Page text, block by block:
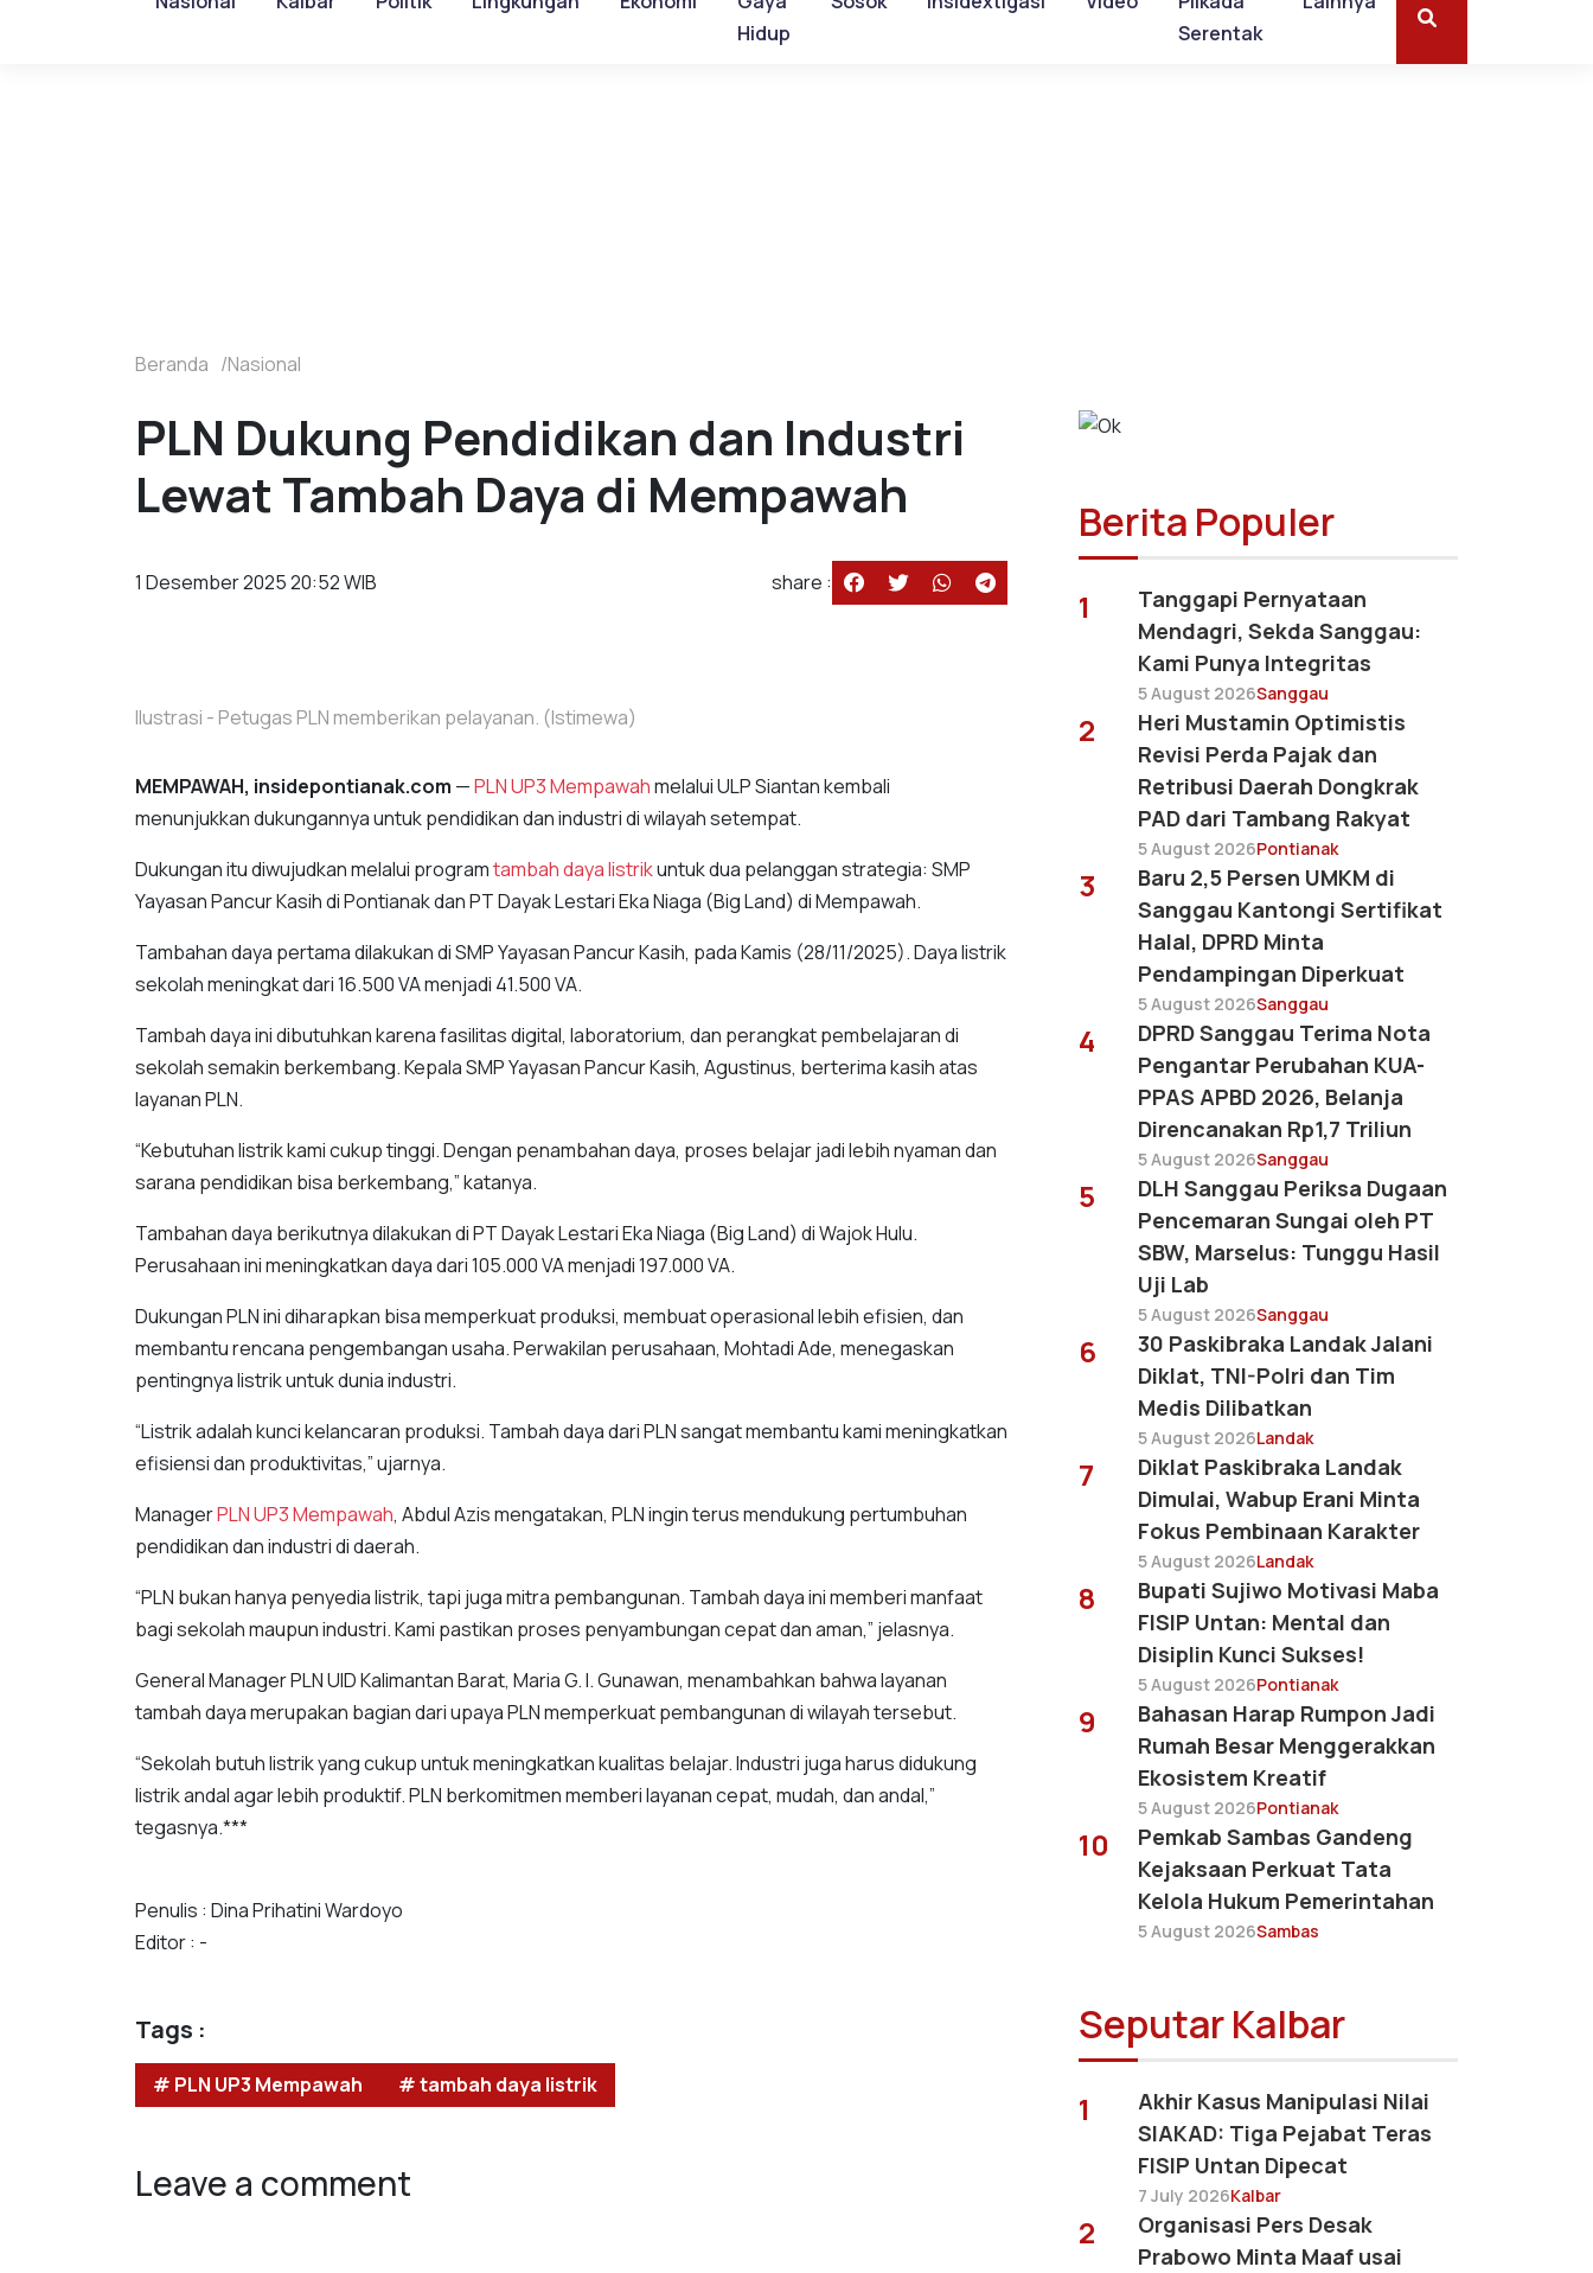
Hidup
Serentak
Beranda Nasional
PLN Dukung Pendidikan dan Industri
Lewat Tambah Daya di Mempawah
1 Desember 2025 20:52 WIB share :
Ilustrasi - Petugas PLN memberikan pelayanan. (Istimewa)
MEMPAWAH, insidepontianak.com —PLN UP3 Mempawahmelalui ULP Siantan kembali
menunjukkan dukungannya untuk pendidikan dan industri di wilayah setempat.
Dukungan itu diwujudkan melalui programtambah daya listrikuntuk dua pelanggan strategia: SMP
Yayasan Pancur Kasih di Pontianak dan PT Dayak Lestari Eka Niaga (Big Land) di Mempawah.
Tambahan daya pertama dilakukan di SMP Yayasan Pancur Kasih, pada Kamis (28/11/2025). Daya listrik
sekolah meningkat dari 16.500 VA menjadi 41.500 VA.
Tambah daya ini dibutuhkan karena fasilitas digital, laboratorium, dan perangkat pembelajaran di
sekolah semakin berkembang. Kepala SMP Yayasan Pancur Kasih, Agustinus, berterima kasih atas
layanan PLN.
“Kebutuhan listrik kami cukup tinggi. Dengan penambahan daya, proses belajar jadi lebih nyaman dan
sarana pendidikan bisa berkembang,” katanya.
Tambahan daya berikutnya dilakukan di PT Dayak Lestari Eka Niaga (Big Land) di Wajok Hulu.
Perusahaan ini meningkatkan daya dari 105.000 VA menjadi 197.000 VA.
Dukungan PLN ini diharapkan bisa memperkuat produksi, membuat operasional lebih efisien, dan
membantu rencana pengembangan usaha. Perwakilan perusahaan, Mohtadi Ade, menegaskan
pentingnya listrik untuk dunia industri.
“Listrik adalah kunci kelancaran produksi. Tambah daya dari PLN sangat membantu kami meningkatkan
efisiensi dan produktivitas,” ujarnya.
ManagerPLN UP3 Mempawah, Abdul Azis mengatakan, PLN ingin terus mendukung pertumbuhan
pendidikan dan industri di daerah.
“PLN bukan hanya penyedia listrik, tapi juga mitra pembangunan. Tambah daya ini memberi manfaat
bagi sekolah maupun industri. Kami pastikan proses penyambungan cepat dan aman,” jelasnya.
General Manager PLN UID Kalimantan Barat, Maria G. I. Gunawan, menambahkan bahwa layanan
tambah daya merupakan bagian dari upaya PLN memperkuat pembangunan di wilayah tersebut.
“Sekolah butuh listrik yang cukup untuk meningkatkan kualitas belajar. Industri juga harus didukung
listrik andal agar lebih produktif. PLN berkomitmen memberi layanan cepat, mudah, dan andal,”
tegasnya.***
Penulis : Dina Prihatini Wardoyo
Editor : -
Tags :
# PLN UP3 Mempawah # tambah daya listrik
Leave a comment
Berita Populer
1
Tanggapi Pernyataan
Mendagri, Sekda Sanggau:
Kami Punya Integritas
5 August 2026Sanggau
2
Heri Mustamin Optimistis
Revisi Perda Pajak dan
Retribusi Daerah Dongkrak
PAD dari Tambang Rakyat
5 August 2026Pontianak
3
Baru 2,5 Persen UMKM di
Sanggau Kantongi Sertifikat
Halal, DPRD Minta
Pendampingan Diperkuat
5 August 2026Sanggau
4
DPRD Sanggau Terima Nota
Pengantar Perubahan KUA-
PPAS APBD 2026, Belanja
Direncanakan Rp1,7 Triliun
5 August 2026Sanggau
5
DLH Sanggau Periksa Dugaan
Pencemaran Sungai oleh PT
SBW, Marselus: Tunggu Hasil
Uji Lab
5 August 2026Sanggau
6
30 Paskibraka Landak Jalani
Diklat, TNI-Polri dan Tim
Medis Dilibatkan
5 August 2026Landak
7
Diklat Paskibraka Landak
Dimulai, Wabup Erani Minta
Fokus Pembinaan Karakter
5 August 2026Landak
8
Bupati Sujiwo Motivasi Maba
FISIP Untan: Mental dan
Disiplin Kunci Sukses!
5 August 2026Pontianak
9
Bahasan Harap Rumpon Jadi
Rumah Besar Menggerakkan
Ekosistem Kreatif
5 August 2026Pontianak
10
Pemkab Sambas Gandeng
Kejaksaan Perkuat Tata
Kelola Hukum Pemerintahan
5 August 2026Sambas
Seputar Kalbar
1
Akhir Kasus Manipulasi Nilai
SIAKAD: Tiga Pejabat Teras
FISIP Untan Dipecat
7 July 2026Kalbar
2
Organisasi Pers Desak
Prabowo Minta Maaf usai